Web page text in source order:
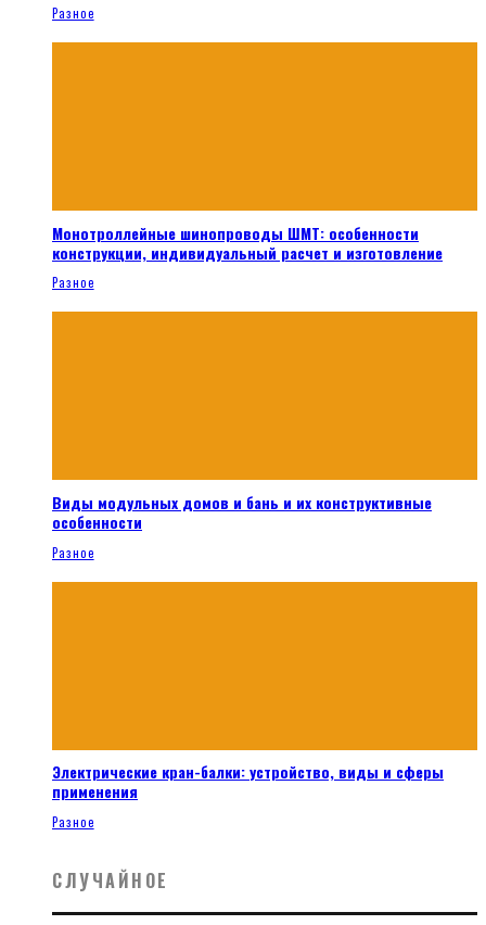
Разное
Монотроллейные шинопроводы ШМТ: особенности
конструкции, индивидуальный расчет и изготовление
Разное
Виды модульных домов и бань и их конструктивные
особенности
Разное
Электрические кран-балки: устройство, виды и сферы
применения
Разное
СЛУЧАЙНОЕ